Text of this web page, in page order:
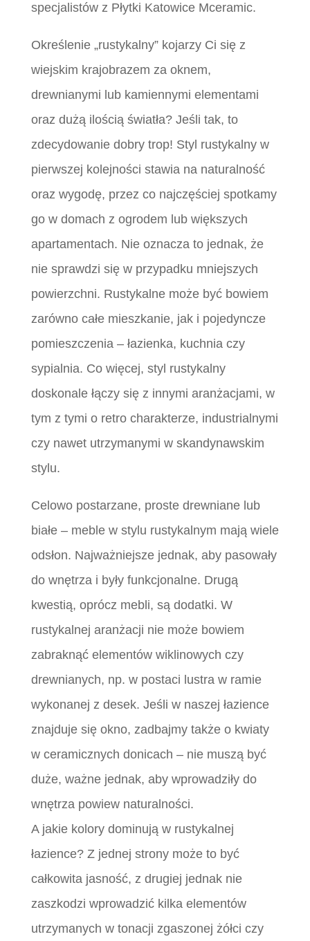
specjalistów z Płytki Katowice Mceramic.
Określenie „rustykalny” kojarzy Ci się z
wiejskim krajobrazem za oknem,
drewnianymi lub kamiennymi elementami
oraz dużą ilością światła? Jeśli tak, to
zdecydowanie dobry trop! Styl rustykalny w
pierwszej kolejności stawia na naturalność
oraz wygodę, przez co najczęściej spotkamy
go w domach z ogrodem lub większych
apartamentach. Nie oznacza to jednak, że
nie sprawdzi się w przypadku mniejszych
powierzchni. Rustykalne może być bowiem
zarówno całe mieszkanie, jak i pojedyncze
pomieszczenia – łazienka, kuchnia czy
sypialnia. Co więcej, styl rustykalny
doskonale łączy się z innymi aranżacjami, w
tym z tymi o retro charakterze, industrialnymi
czy nawet utrzymanymi w skandynawskim
stylu.
Celowo postarzane, proste drewniane lub
białe – meble w stylu rustykalnym mają wiele
odsłon. Najważniejsze jednak, aby pasowały
do wnętrza i były funkcjonalne. Drugą
kwestią, oprócz mebli, są dodatki. W
rustykalnej aranżacji nie może bowiem
zabraknąć elementów wiklinowych czy
drewnianych, np. w postaci lustra w ramie
wykonanej z desek. Jeśli w naszej łazience
znajduje się okno, zadbajmy także o kwiaty
w ceramicznych donicach – nie muszą być
duże, ważne jednak, aby wprowadziły do
wnętrza powiew naturalności.
A jakie kolory dominują w rustykalnej
łazience? Z jednej strony może to być
całkowita jasność, z drugiej jednak nie
zaszkodzi wprowadzić kilka elementów
utrzymanych w tonacji zgaszonej żółci czy